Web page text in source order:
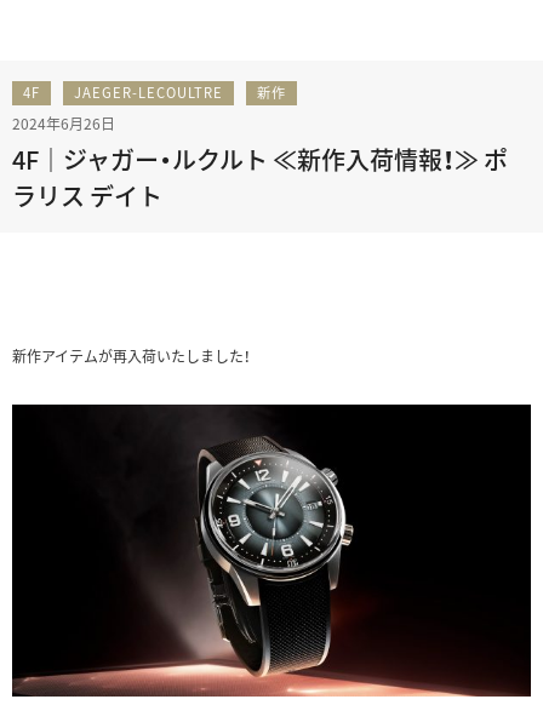
4F JAEGER-LECOULTRE 新作
2024年6月26日
4F｜ジャガー・ルクルト ≪新作入荷情報！≫ ポ
ラリス デイト
新作アイテムが再入荷いたしました！